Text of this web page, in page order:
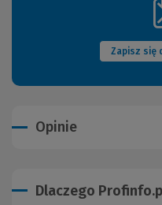
Zapisz się
Opinie
Dlaczego